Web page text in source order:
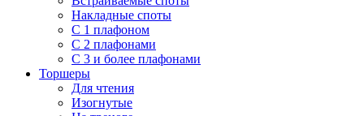
Накладные споты
С 1 плафоном
С 2 плафонами
С 3 и более плафонами
Торшеры
Для чтения
Изогнутые